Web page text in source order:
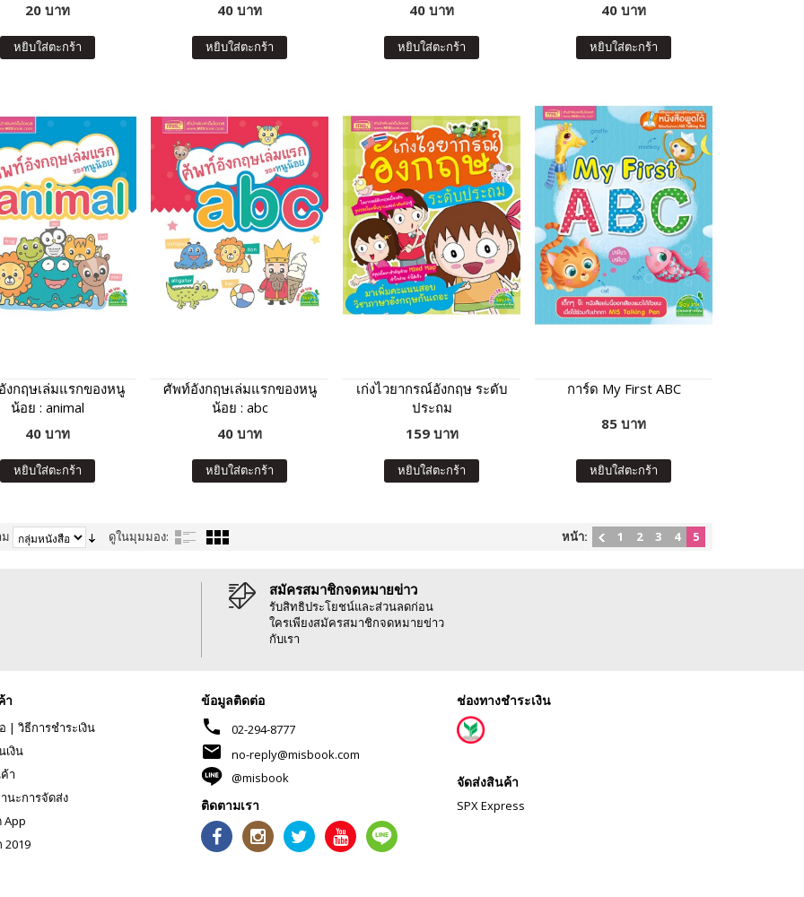
20 บาท
หยิบใส่ตะกร้า
40 บาท
หยิบใส่ตะกร้า
40 บาท
หยิบใส่ตะกร้า
40 บาท
หยิบใส่ตะกร้า
กฤษเล่มแรกของหนู
น้อย : animal
40 บาท
หยิบใส่ตะกร้า
ศัพท์อังกฤษเล่มแรกของหนู
น้อย : abc
40 บาท
หยิบใส่ตะกร้า
เก่งไวยากรณ์อังกฤษ ระดับ
ประถม
159 บาท
หยิบใส่ตะกร้า
การ์ด My First ABC
85 บาท
หยิบใส่ตะกร้า
ม ดูในมุมมอง: หน้า: 1 2 3 4 5
สมัครสมาชิกจดหมายข่าว
รับสิทธิประโยชน์และส่วนลดก่อน
ใครเพียงสมัครสมาชิกจดหมายข่าว
กับเรา
า
| วิธีการชำระเงิน
เงิน
า
นะการจัดส่ง
App
2019
ข้อมูลติดต่อ
phone 02-294-8777
mail
no-reply@misbook.com
@misbook
ติดตามเรา
ช่องทางชำระเงิน
จัดส่งสินค้า
SPX Express